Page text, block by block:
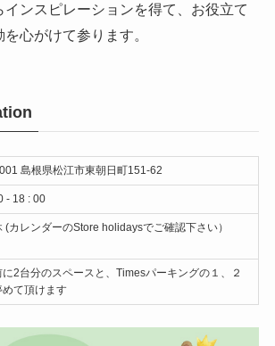
インスピレーションを得て、お役立て
心がけて参ります。
島根県松江市東朝日町151-62
- 18 : 00
(カレンダーのStore holidaysでご確認下さい）
に2台分のスペースと、Timesパーキングの１、２
めて頂けます